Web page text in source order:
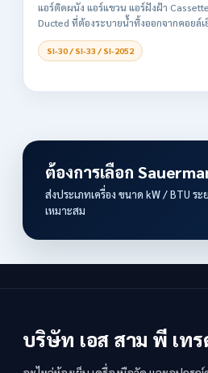
แอร์ติดผนัง แอร์แขวน แอร์ฝังฝ้า
Ducted ที่ต้องระบายน้ำทิ้งออกจากคอยล์เ
SI-30 / SI-33 / SI-2052
ต้องการเลือก
ส่งประเภทเครื่อง ขนาด kW / BTU
เหมาะสม
บริษัท เอส สาม พี เทร